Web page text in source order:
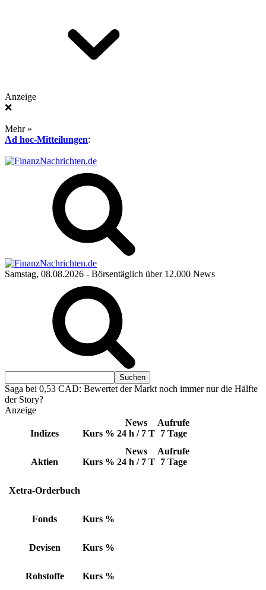
Anzeige
❌
Mehr »
Ad hoc-Mitteilungen:
Samstag, 08.08.2026 - Börsentäglich über 12.000 News
Saga bei 0,53 CAD: Bewertet der Markt noch immer nur die Hälfte
der Story?
Anzeige
Indizes Kurs %
News
24 h / 7 T
Aufrufe
7 Tage
Aktien Kurs %
News
24 h / 7 T
Aufrufe
7 Tage
Xetra-Orderbuch
Fonds Kurs %
Devisen Kurs %
Rohstoffe Kurs %